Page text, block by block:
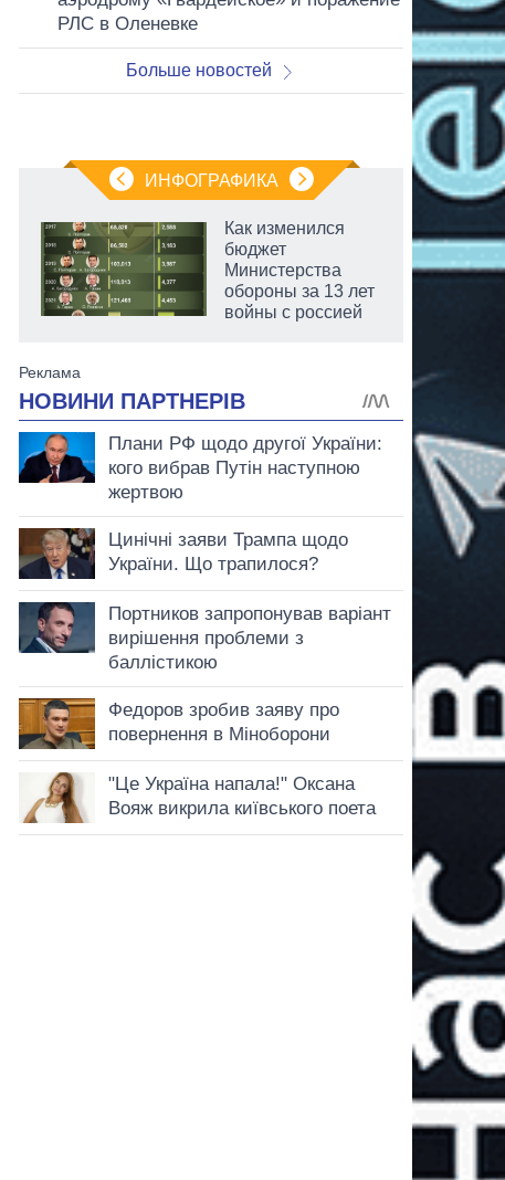
РЛС в Оленевке
Больше новостей
ИНФОГРАФИКА
Как изменился
бюджет
Министерства
обороны за 13 лет
войны с россией